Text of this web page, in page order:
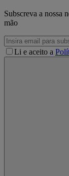
Subscreva a nossa
mão
Li e aceito a